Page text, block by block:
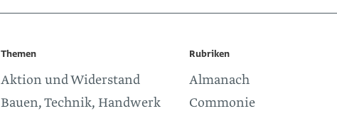
Themen
Aktion und Widerstand
Bauen, Technik, Handwerk
Rubriken
Almanach
Commonie